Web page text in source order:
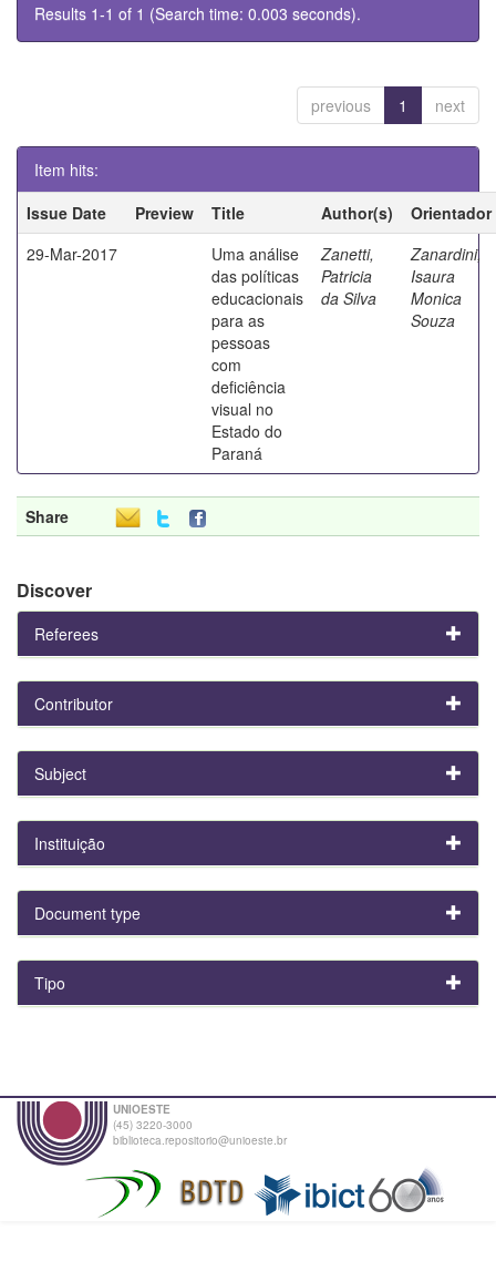
Results 1-1 of 1 (Search time: 0.003 seconds).
previous 1 next
Item hits:
Issue Date
Preview Title Author(s)
Orientador
29-Mar-2017
Uma análise
das políticas
educacionais
para as
pessoas
com
deficiência
visual no
Estado do
Paraná
Zanetti,
Patricia
da Silva
Zanardini,
Isaura
Monica
Souza
Share
Discover
Referees
Contributor
Subject
Instituição
Document type
Tipo
UNIOESTE
(45) 3220-3000
biblioteca.repositorio@unioeste.br